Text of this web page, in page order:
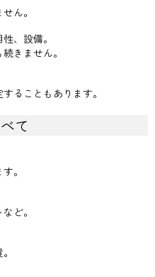
ん。
、設備。
きません。
ることもあります。
て
。
ど。